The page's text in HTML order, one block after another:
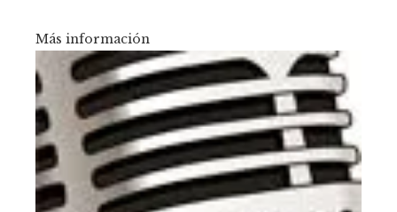
Más información